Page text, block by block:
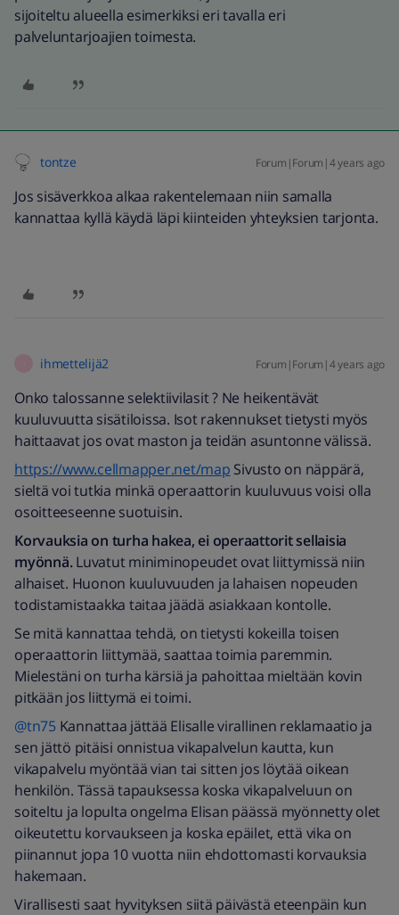
sijoiteltu alueella esimerkiksi eri tavalla eri
palveluntarjoajien toimesta.
tontze Forum|Forum|4 years ago
Jos sisäverkkoa alkaa rakentelemaan niin samalla
kannattaa kyllä käydä läpi kiinteiden yhteyksien tarjonta.
ihmettelijä2 Forum|Forum|4 years ago
Onko talossanne selektiivilasit ? Ne heikentävät
kuuluvuutta sisätiloissa. Isot rakennukset tietysti myös
haittaavat jos ovat maston ja teidän asuntonne välissä.
https://www.cellmapper.net/map Sivusto on näppärä,
sieltä voi tutkia minkä operaattorin kuuluvuus voisi olla
osoitteeseenne suotuisin.
Korvauksia on turha hakea, ei operaattorit sellaisia
myönnä.Luvatut miniminopeudet ovat liittymissä niin
alhaiset. Huonon kuuluvuuden ja lahaisen nopeuden
todistamistaakka taitaa jäädä asiakkaan kontolle.
Se mitä kannattaa tehdä, on tietysti kokeilla toisen
operaattorin liittymää, saattaa toimia paremmin.
Mielestäni on turha kärsiä ja pahoittaa mieltään kovin
pitkään jos liittymä ei toimi.
@tn75Kannattaa jättää Elisalle virallinen reklamaatio ja
sen jättö pitäisi onnistua vikapalvelun kautta, kun
vikapalvelu myöntää vian tai sitten jos löytää oikean
henkilön. Tässä tapauksessa koska vikapalveluun on
soiteltu ja lopulta ongelma Elisan päässä myönnetty olet
oikeutettu korvaukseen ja koska epäilet, että vika on
piinannut jopa 10 vuotta niin ehdottomasti korvauksia
hakemaan.
Virallisesti saat hyvityksen siitä päivästä eteenpäin kun